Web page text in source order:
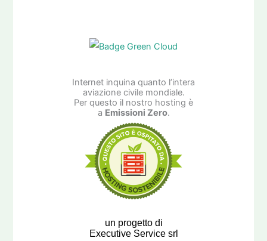
Internet inquina quanto l’intera
aviazione civile mondiale.
Per questo il nostro hosting è
a Emissioni Zero.
un progetto di
Executive Service srl